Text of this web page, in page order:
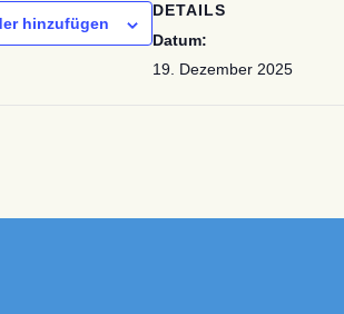
hinzufügen
DETAILS
Datum:
19. Dezember 2025